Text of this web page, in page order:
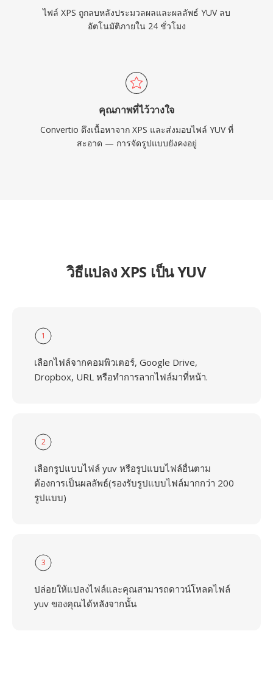
ไฟล์ XPS ถูกลบหลังประมวลผลและผลลัพธ์ YUV ลบ
อัตโนมัติภายใน 24 ชั่วโมง
คุณภาพที่ไว้วางใจ
Convertio ดึงเนื้อหาจาก XPS และส่งมอบไฟล์ YUV ที่
สะอาด — การจัดรูปแบบยังคงอยู่
วิธีแปลง XPS เป็น YUV
1
เลือกไฟล์จากคอมพิวเตอร์, Google Drive,
Dropbox, URL หรือทำการลากไฟล์มาที่หน้า.
2
เลือกรูปแบบไฟล์ yuv หรือรูปแบบไฟล์อื่นตาม
ต้องการเป็นผลลัพธ์(รองรับรูปแบบไฟล์มากกว่า 200
รูปแบบ)
3
ปล่อยให้แปลงไฟล์และคุณสามารถดาวน์โหลดไฟล์
yuv ของคุณได้หลังจากนั้น